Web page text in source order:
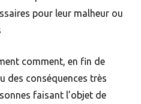
pour leur malheur ou
comment, en fin de
des conséquences très
faisant l’objet de